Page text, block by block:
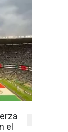
el
0